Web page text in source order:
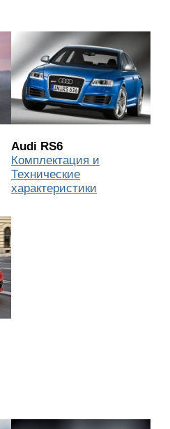
Audi RS6
Комплектация и
Технические
характеристики